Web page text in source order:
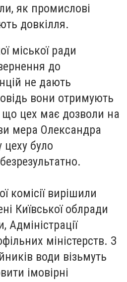
як промислові
довкілля.
міської ради
до
не дають
вони отримують
що цех має дозволи на
мера Олександра
було
комісії вирішили
Київської облради
Адміністрації
міністерств. З
води візьмуть
імовірні